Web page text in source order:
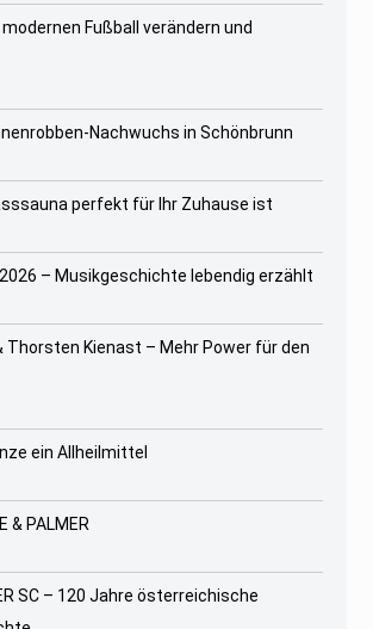
Fußball verändern und
Nachwuchs in Schönbrunn
perfekt für Ihr Zuhause ist
– Musikgeschichte lebendig erzählt
Thorsten Kienast – Mehr Power für den
ein Allheilmittel
& PALMER
SC – 120 Jahre österreichische